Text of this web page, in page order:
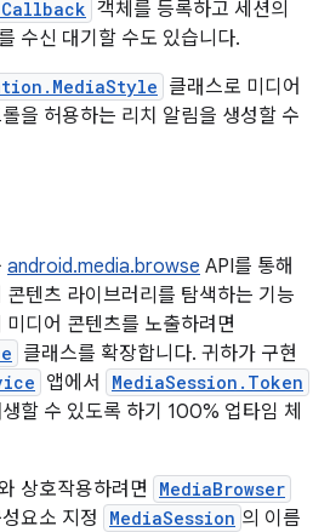
객체를 등록하고 세션의
수신 대기할 수도 있습니다.
클래스로 미디어
을 허용하는 리치 알림을 생성할 수
android.media.browse API를 통해
텐츠 라이브러리를 탐색하는 기능
디어 콘텐츠를 노출하려면
클래스를 확장합니다. 귀하가 구현
앱에서 MediaSession.Token
할 수 있도록 하기 100% 업타임 체
상호작용하려면
MediaBrowser
요소 지정 MediaSession 의 이름